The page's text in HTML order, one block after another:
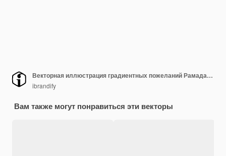
Векторная иллюстрация градиентных пожеланий Рамадана Карима
ibrandify
Вам также могут понравиться эти векторы